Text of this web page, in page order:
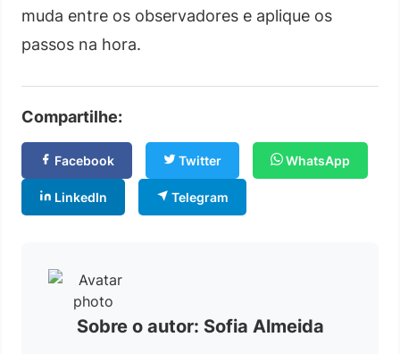
muda entre os observadores e aplique os
passos na hora.
Compartilhe:
Facebook Twitter WhatsApp
LinkedIn Telegram
Sobre o autor: Sofia Almeida